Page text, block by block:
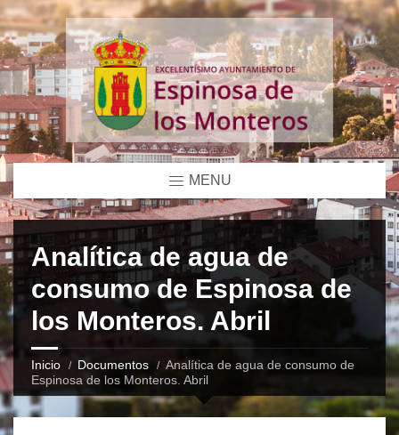
MENU
Analítica de agua de
consumo de Espinosa de
los Monteros. Abril
Inicio Documentos
Analítica de agua de consumo de
Espinosa de los Monteros. Abril